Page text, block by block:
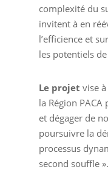
complexité du
invitent à en
l’efficience et
les potentiels
Le projet vise
la Région
et dégager de
poursuivre la
processus
second souffle ».